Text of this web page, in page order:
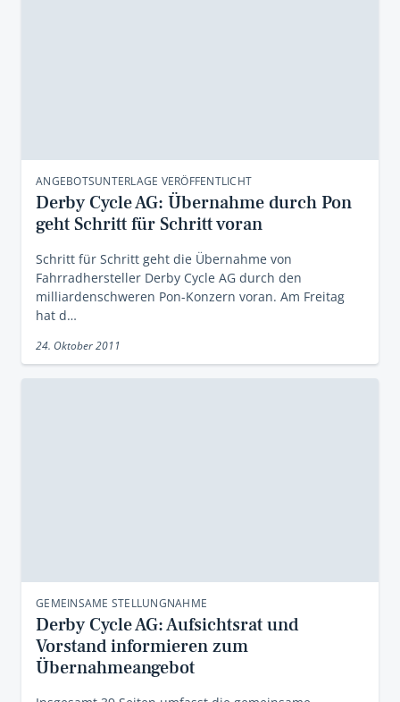
ANGEBOTSUNTERLAGE VERÖFFENTLICHT
Derby Cycle AG: Übernahme durch Pon
geht Schritt für Schritt voran
Schritt für Schritt geht die Übernahme von
Fahrradhersteller Derby Cycle AG durch den
milliardenschweren Pon-Konzern voran. Am Freitag
hat d…
24. Oktober 2011
GEMEINSAME STELLUNGNAHME
Derby Cycle AG: Aufsichtsrat und
Vorstand informieren zum
Übernahmeangebot